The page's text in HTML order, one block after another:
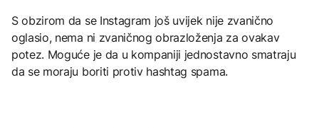
S obzirom da se Instagram još uvijek nije zvanično
oglasio, nema ni zvaničnog obrazloženja za ovakav
potez. Moguće je da u kompaniji jednostavno smatraju
da se moraju boriti protiv hashtag spama.